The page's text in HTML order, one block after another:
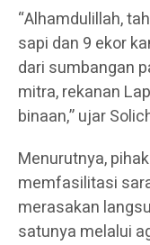
“Alhamdulillah,
sapi dan 9 ekor
dari sumbangan
mitra, rekanan
binaan,” ujar
Menurutnya,
memfasilitasi
merasakan
satunya melalui